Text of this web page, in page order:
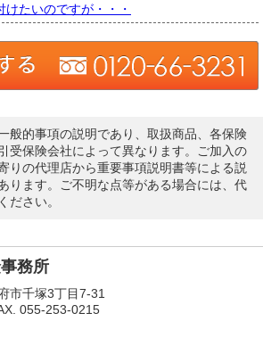
たいのですが・・・
般的事項の説明であり、取扱商品、各保険
受保険会社によって異なります。ご加入の
りの代理店から重要事項説明書等による説
ります。ご不明な点等がある場合には、代
ださい。
務所
市千塚3丁目7-31
055-253-0215